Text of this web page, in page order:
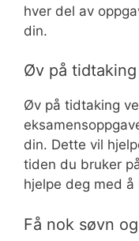
hver del av
din.
Øv på tidtaking
Øv på tidtaking
din. Dette vil
tiden du bruker
hjelpe deg med
Få nok søvn